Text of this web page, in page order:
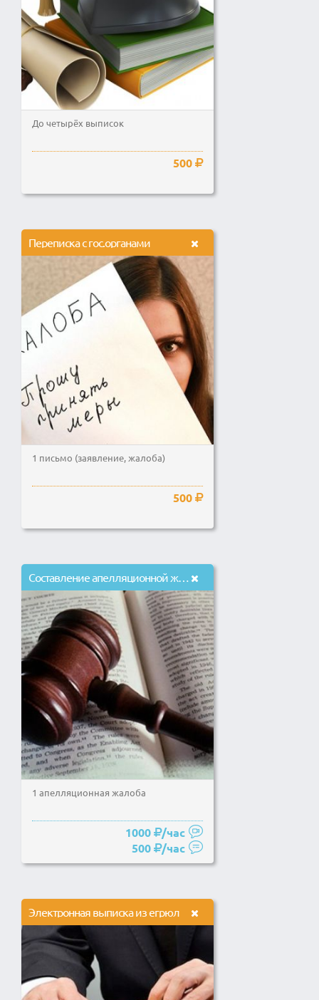
До четырёх выписок
500
Переписка с гос.органами
1 письмо (заявление, жалоба)
500
Составление апелляционной жалобы
1 апелляционная жалоба
1000
/час
500
/час
Электронная выписка из егрюл